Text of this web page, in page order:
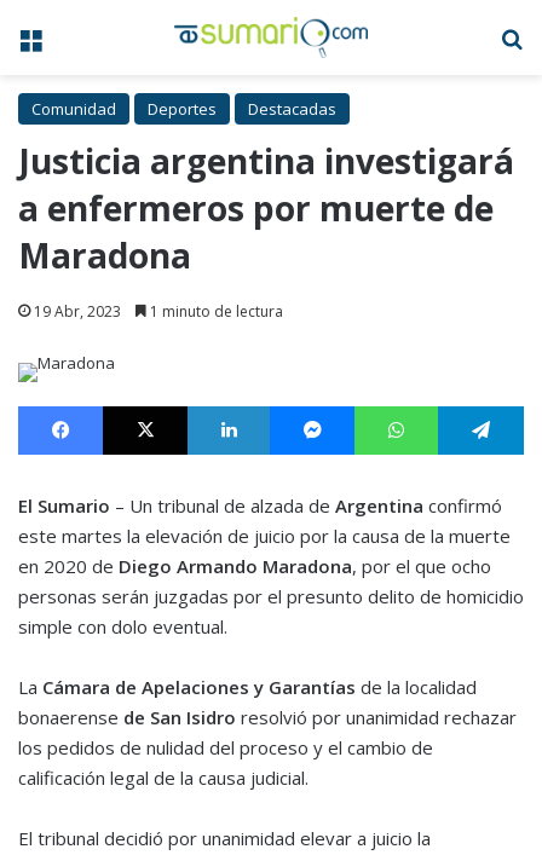
Menú
Comunidad Deportes Destacadas
Justicia argentina investigará
a enfermeros por muerte de
Maradona
19 Abr, 2023 1 minuto de lectura
Facebook X LinkedIn MessengerWhatsApp
El Sumario – Un tribunal de alzada de Argentina confirmó
este martes la elevación de juicio por la causa de la muerte
en 2020 de Diego Armando Maradona, por el que ocho
personas serán juzgadas por el presunto delito de homicidio
simple con dolo eventual.
La Cámara de Apelaciones y Garantías de la localidad
bonaerense de San Isidro resolvió por unanimidad rechazar
los pedidos de nulidad del proceso y el cambio de
calificación legal de la causa judicial.
El tribunal decidió por unanimidad elevar a juicio la